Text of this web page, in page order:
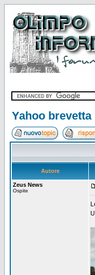
Yahoo
Autore
Zeus News
Ospite